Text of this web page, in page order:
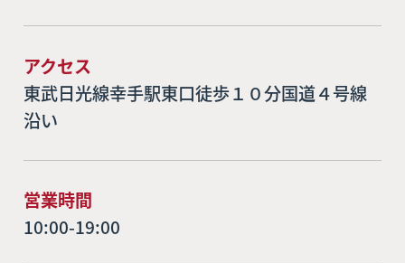
アクセス
東武日光線幸手駅東口徒歩１０分国道４号線
沿い
営業時間
10:00-19:00